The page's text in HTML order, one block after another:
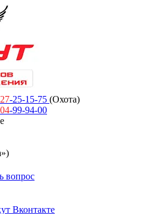
-25-15-75 (Охота)
-99-94-00
вопрос